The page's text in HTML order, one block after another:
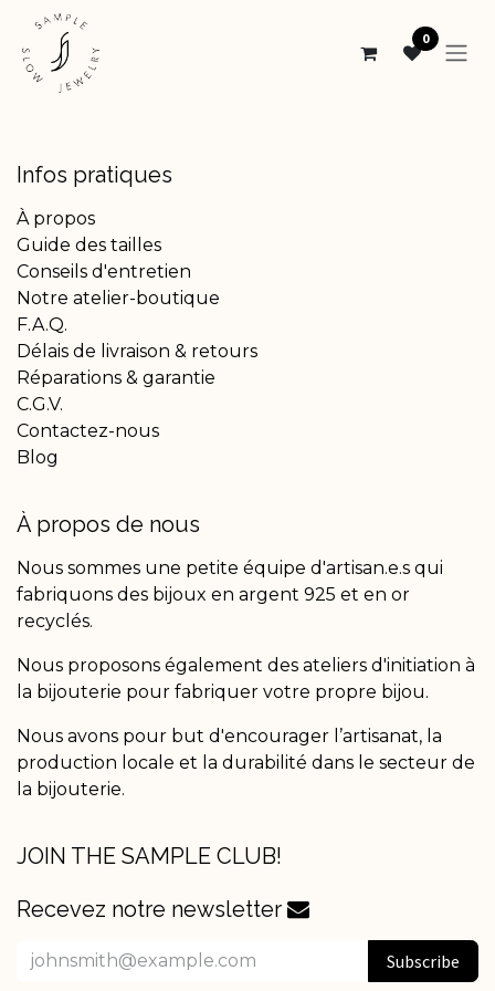
Se rendre au contenu
0
Infos pratiques
À propos
Guide des tailles
Conseils d'entretien
Notre atelier-boutique
F.A.Q.
Délais de livraison & retours
Réparations & garantie
C.G.V.
Contactez-nous
Blog
À propos de nous
Nous sommes une petite équipe d'artisan.e.s qui
fabriquons des bijoux en argent 925 et en or
recyclés.
Nous proposons également des ateliers d'initiation à
la bijouterie pour fabriquer votre propre bijou.
Nous avons pour but d'encourager l’artisanat, la
production locale et la durabilité dans le secteur de
la bijouterie.
JOIN THE SAMPLE CLUB!
Recevez notre newsletter
Subscribe